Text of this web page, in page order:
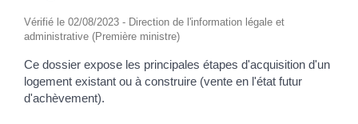
Vérifié le 02/08/2023 - Direction de l'information légale et
administrative (Première ministre)
Ce dossier expose les principales étapes d'acquisition d'un
logement existant ou à construire (vente en l'état futur
d'achèvement).